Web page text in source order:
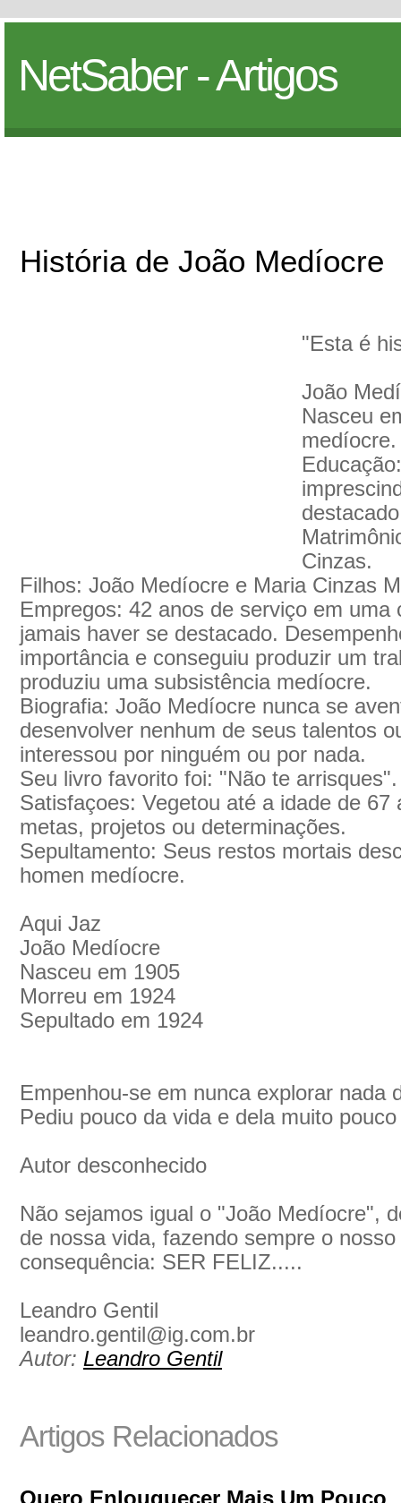
NetSaber - Artigos
História de João Medíocre
"Esta é
João
Nasceu
medíocre.
Cinzas.
Filhos: João Medíocre e Maria Cinzas
Empregos: 42 anos de serviço em
jamais haver se destacado.
importância e conseguiu produzir um
produziu uma subsistência medíocre.
Biografia: João Medíocre nunca se
desenvolver nenhum de seus talentos
interessou por ninguém ou por nada.
Seu livro favorito foi: "Não te arrisques".
Satisfaçoes: Vegetou até a idade de 67
metas, projetos ou determinações.
Sepultamento: Seus restos mortais
homen medíocre.
Aqui Jaz
João Medíocre
Nasceu em 1905
Morreu em 1924
Sepultado em 1924
Empenhou-se em nunca explorar nada
Pediu pouco da vida e dela muito
Autor desconhecido
Não sejamos igual o "João Medíocre",
de nossa vida, fazendo sempre o
consequência: SER FELIZ.....
Leandro Gentil
leandro.gentil@ig.com.br
Autor: Leandro Gentil
Artigos Relacionados